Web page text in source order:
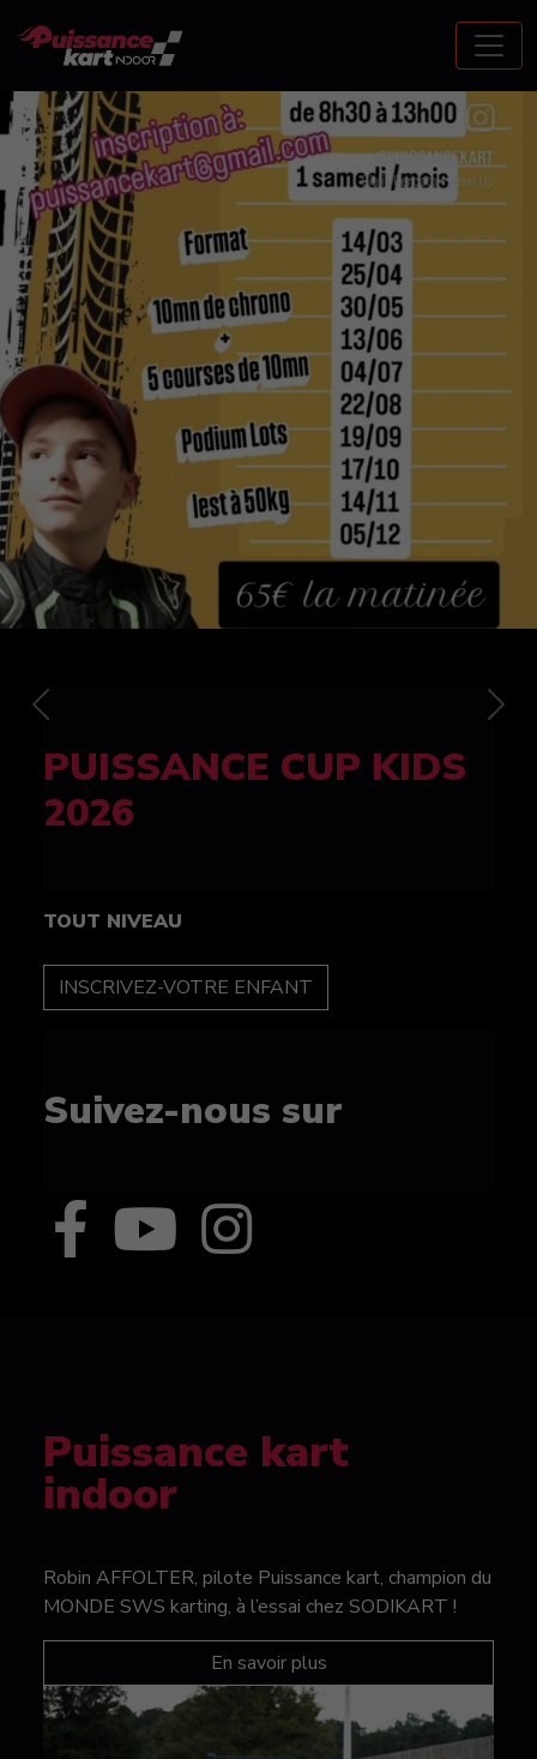
FELINE CUP 100%
féminine
TOUT NIVEAU
INSCRIPTION
Suivez-nous sur
Previous Next
Puissance kart
indoor
Robin AFFOLTER, pilote Puissance kart, champion du
MONDE SWS karting, à l’essai chez SODIKART !
En savoir plus